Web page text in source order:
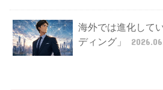
海外では進化して
ディング」